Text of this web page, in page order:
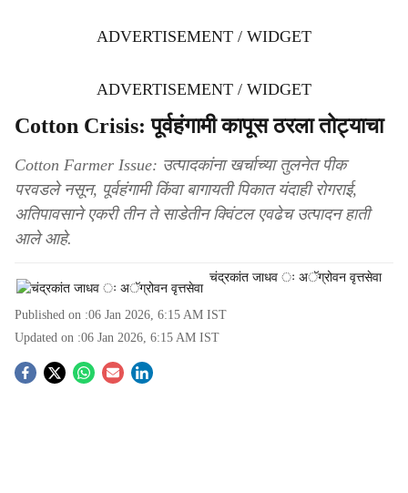
ADVERTISEMENT / WIDGET
ADVERTISEMENT / WIDGET
Cotton Crisis: पूर्वहंगामी कापूस ठरला तोट्याचा
Cotton Farmer Issue: उत्पादकांना खर्चाच्या तुलनेत पीक
परवडले नसून, पूर्वहंगामी किंवा बागायती पिकात यंदाही रोगराई,
अतिपावसाने एकरी तीन ते साडेतीन क्विंटल एवढेच उत्पादन हाती
आले आहे.
चंद्रकांत जाधव ः अॅग्रोवन वृत्तसेवा
Published on :06 Jan 2026, 6:15 AM IST
Updated on :06 Jan 2026, 6:15 AM IST
S